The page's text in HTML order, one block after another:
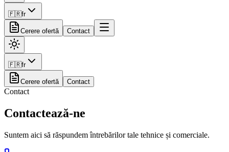
🇫🇷fr
Cerere ofertă Contact
🇫🇷fr
Cerere ofertă Contact
Contact
Contactează-ne
Suntem aici să răspundem întrebărilor tale tehnice și comerciale.